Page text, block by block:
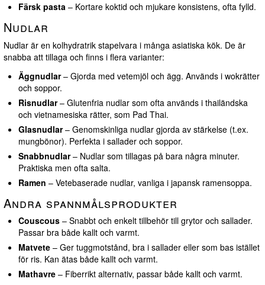
Färsk pasta – Kortare koktid och mjukare konsistens, ofta fylld.
Nudlar
Nudlar är en kolhydratrik stapelvara i många asiatiska kök. De är
snabba att tillaga och finns i flera varianter:
Äggnudlar– Gjorda med vetemjöl och ägg. Används i wokrätter
och soppor.
Risnudlar– Glutenfria nudlar som ofta används i thailändska
och vietnamesiska rätter, som Pad Thai.
Glasnudlar– Genomskinliga nudlar gjorda av stärkelse (t.ex.
mungbönor). Perfekta i sallader och soppor.
Snabbnudlar– Nudlar som tillagas på bara några minuter.
Praktiska men ofta salta.
Ramen – Vetebaserade nudlar, vanliga i japansk ramensoppa.
Andra spannmålsprodukter
Couscous – Snabbt och enkelt tillbehör till grytor och sallader.
Passar bra både kallt och varmt.
Matvete – Ger tuggmotstånd, bra i sallader eller som bas istället
för ris. Kan ätas både kallt och varmt.
Mathavre – Fiberrikt alternativ, passar både kallt och varmt.